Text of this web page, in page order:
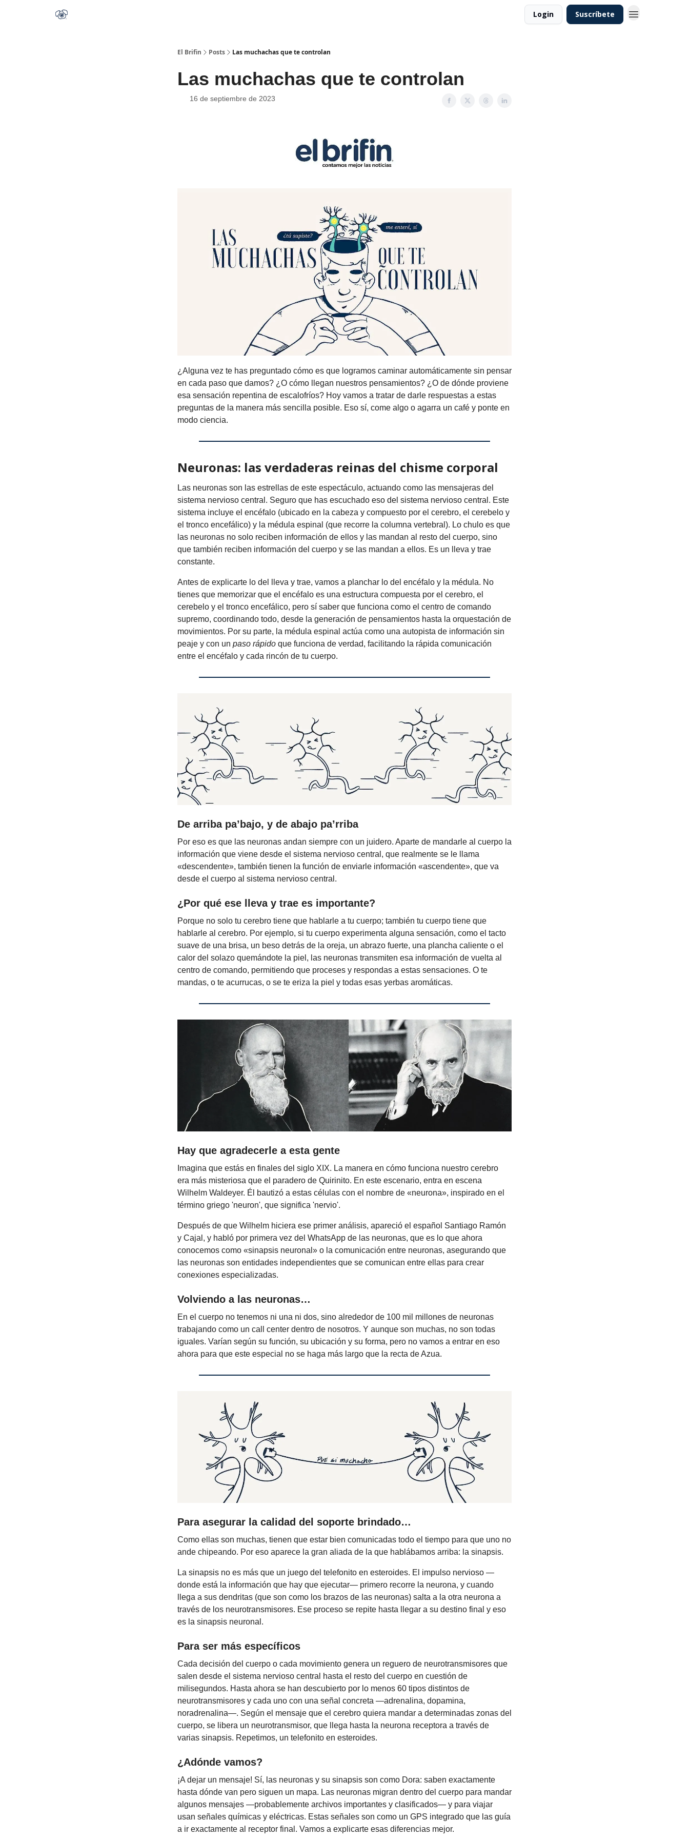
Login Suscríbete
El Brifin Posts Las muchachas que te controlan
Las muchachas que te controlan
16 de septiembre de 2023
¿Alguna vez te has preguntado cómo es que logramos caminar automáticamente sin pensar
en cada paso que damos? ¿O cómo llegan nuestros pensamientos? ¿O de dónde proviene
esa sensación repentina de escalofríos? Hoy vamos a tratar de darle respuestas a estas
preguntas de la manera más sencilla posible. Eso sí, come algo o agarra un café y ponte en
modo ciencia.
Neuronas: las verdaderas reinas del chisme corporal
Las neuronas son las estrellas de este espectáculo, actuando como las mensajeras del
sistema nervioso central. Seguro que has escuchado eso del sistema nervioso central. Este
sistema incluye el encéfalo (ubicado en la cabeza y compuesto por el cerebro, el cerebelo y
el tronco encefálico) y la médula espinal (que recorre la columna vertebral). Lo chulo es que
las neuronas no solo reciben información de ellos y las mandan al resto del cuerpo, sino
que también reciben información del cuerpo y se las mandan a ellos. Es un lleva y trae
constante.
Antes de explicarte lo del lleva y trae, vamos a planchar lo del encéfalo y la médula. No
tienes que memorizar que el encéfalo es una estructura compuesta por el cerebro, el
cerebelo y el tronco encefálico, pero sí saber que funciona como el centro de comando
supremo, coordinando todo, desde la generación de pensamientos hasta la orquestación de
movimientos. Por su parte, la médula espinal actúa como una autopista de información sin
peaje y con un paso rápido que funciona de verdad, facilitando la rápida comunicación
entre el encéfalo y cada rincón de tu cuerpo.
De arriba pa’bajo, y de abajo pa’rriba
Por eso es que las neuronas andan siempre con un juidero. Aparte de mandarle al cuerpo la
información que viene desde el sistema nervioso central, que realmente se le llama
«descendente», también tienen la función de enviarle información «ascendente», que va
desde el cuerpo al sistema nervioso central.
¿Por qué ese lleva y trae es importante?
Porque no solo tu cerebro tiene que hablarle a tu cuerpo; también tu cuerpo tiene que
hablarle al cerebro. Por ejemplo, si tu cuerpo experimenta alguna sensación, como el tacto
suave de una brisa, un beso detrás de la oreja, un abrazo fuerte, una plancha caliente o el
calor del solazo quemándote la piel, las neuronas transmiten esa información de vuelta al
centro de comando, permitiendo que proceses y respondas a estas sensaciones. O te
mandas, o te acurrucas, o se te eriza la piel y todas esas yerbas aromáticas.
Hay que agradecerle a esta gente
Imagina que estás en finales del siglo XIX. La manera en cómo funciona nuestro cerebro
era más misteriosa que el paradero de Quirinito. En este escenario, entra en escena
Wilhelm Waldeyer. Él bautizó a estas células con el nombre de «neurona», inspirado en el
término griego 'neuron', que significa 'nervio'.
Después de que Wilhelm hiciera ese primer análisis, apareció el español Santiago Ramón
y Cajal, y habló por primera vez del WhatsApp de las neuronas, que es lo que ahora
conocemos como «sinapsis neuronal» o la comunicación entre neuronas, asegurando que
las neuronas son entidades independientes que se comunican entre ellas para crear
conexiones especializadas.
Volviendo a las neuronas…
En el cuerpo no tenemos ni una ni dos, sino alrededor de 100 mil millones de neuronas
trabajando como un call center dentro de nosotros. Y aunque son muchas, no son todas
iguales. Varían según su función, su ubicación y su forma, pero no vamos a entrar en eso
ahora para que este especial no se haga más largo que la recta de Azua.
Para asegurar la calidad del soporte brindado…
Como ellas son muchas, tienen que estar bien comunicadas todo el tiempo para que uno no
ande chipeando. Por eso aparece la gran aliada de la que hablábamos arriba: la sinapsis.
La sinapsis no es más que un juego del telefonito en esteroides. El impulso nervioso —
donde está la información que hay que ejecutar— primero recorre la neurona, y cuando
llega a sus dendritas (que son como los brazos de las neuronas) salta a la otra neurona a
través de los neurotransmisores. Ese proceso se repite hasta llegar a su destino final y eso
es la sinapsis neuronal.
Para ser más específicos
Cada decisión del cuerpo o cada movimiento genera un reguero de neurotransmisores que
salen desde el sistema nervioso central hasta el resto del cuerpo en cuestión de
milisegundos. Hasta ahora se han descubierto por lo menos 60 tipos distintos de
neurotransmisores y cada uno con una señal concreta —adrenalina, dopamina,
noradrenalina—. Según el mensaje que el cerebro quiera mandar a determinadas zonas del
cuerpo, se libera un neurotransmisor, que llega hasta la neurona receptora a través de
varias sinapsis. Repetimos, un telefonito en esteroides.
¿Adónde vamos?
¡A dejar un mensaje! Sí, las neuronas y su sinapsis son como Dora: saben exactamente
hasta dónde van pero siguen un mapa. Las neuronas migran dentro del cuerpo para mandar
algunos mensajes —probablemente archivos importantes y clasificados— y para viajar
usan señales químicas y eléctricas. Estas señales son como un GPS integrado que las guía
a ir exactamente al receptor final. Vamos a explicarte esas diferencias mejor.